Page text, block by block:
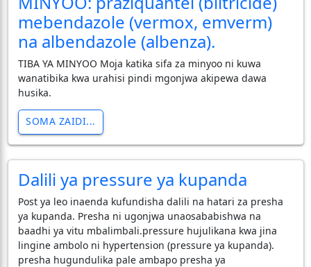
mebendazole (vermox, emverm)
na albendazole (albenza).
TIBA YA MINYOO Moja katika sifa za minyoo ni kuwa
wanatibika kwa urahisi pindi mgonjwa akipewa dawa
husika.
SOMA ZAIDI...
Dalili ya pressure ya kupanda
Post ya leo inaenda kufundisha dalili na hatari za presha
ya kupanda. Presha ni ugonjwa unaosababishwa na
baadhi ya vitu mbalimbali.pressure hujulikana kwa jina
lingine ambolo ni hypertension (pressure ya kupanda).
presha hugundulika pale ambapo presha ya